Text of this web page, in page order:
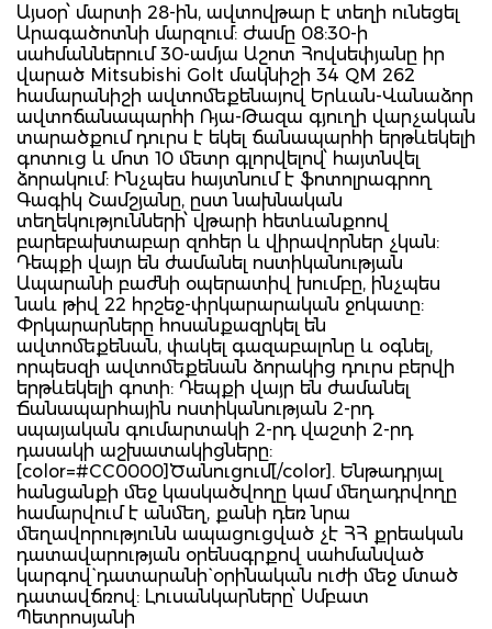
Այսօր՝ մարտի 28-ին, ավտովթար է տեղի ունեցել
Արագածոտնի մարզում: Ժամը 08:30-ի
սահմաններում 30-ամյա Աշոտ Հովսեփյանը իր
վարած Mitsubishi Golt մակնիշի 34 QM 262
համարանիշի ավտոմեքենայով Երևան-Վանաձոր
ավտոճանապարհի Ռյա-Թազա գյուղի վարչական
տարածքում դուրս է եկել ճանապարհի երթևեկելի
գոտուց և մոտ 10 մետր գլորվելով՝ հայտնվել
ձորակում: Ինչպես հայտնում է ֆոտոլրագրող
Գագիկ Շամշյանը, ըստ նախնական
տեղեկությունների՝ վթարի հետևանքոով
բարեբախտաբար զոհեր և վիրավորներ չկան:
Դեպքի վայր են ժամանել ոստիկանության
Ապարանի բաժնի օպերատիվ խումբը, ինչպես
նաև թիվ 22 հրշեջ-փրկարարական ջոկատը:
Փրկարարները հոսանքազրկել են
ավտոմեքենան, փակել գազաբալոնը և օգնել,
որպեսզի ավտոմեքենան ձորակից դուրս բերվի
երթևեկելի գոտի: Դեպքի վայր են ժամանել
Ճանապարհային ոստիկանության 2-րդ
սպայական գումարտակի 2-րդ վաշտի 2-րդ
դասակի աշխատակիցները:
[color=#CC0000]Ծանուցում[/color]. Ենթադրյալ
հանցանքի մեջ կասկածվողը կամ մեղադրվողը
համարվում է անմեղ, քանի դեռ նրա
մեղավորությունն ապացուցված չէ ՀՀ քրեական
դատավարության օրենսգրքով սահմանված
կարգով` դատարանի` օրինական ուժի մեջ մտած
դատավճռով: Լուսանկարները՝ Սմբատ
Պետրոսյանի